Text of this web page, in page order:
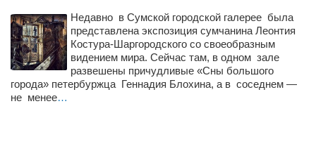
Денис Федченко
Звукорежиссёры
Alfom Studio
Guitarproduction Studio
Недавно в Сумской городской галерее была
представлена экспозиция сумчанина Леонтия
Костура-Шаргородского со своеобразным
видением мира. Сейчас там, в одном зале
развешены причудливые «Сны большого
города» петербуржца Геннадия Блохина, а в соседнем —
не менее…